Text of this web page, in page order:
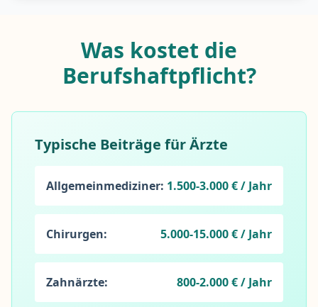
Was kostet die
Berufshaftpflicht?
Typische Beiträge für Ärzte
Allgemeinmediziner: 1.500-3.000 € / Jahr
Chirurgen: 5.000-15.000 € / Jahr
Zahnärzte: 800-2.000 € / Jahr